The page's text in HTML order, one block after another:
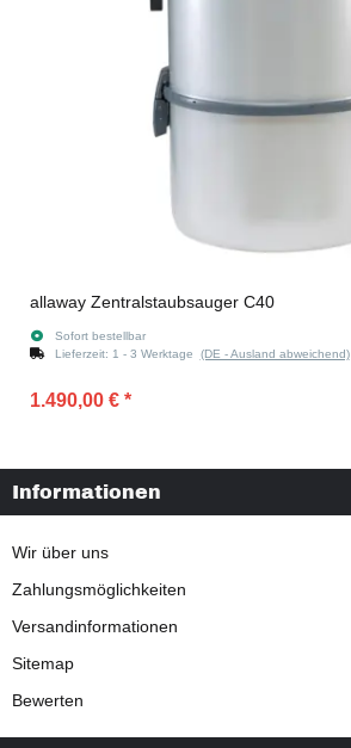
allaway Zentralstaubsauger C40
Sofort bestellbar
Lieferzeit: 1 - 3 Werktage (DE - Ausland abweichend)
1.490,00 € *
Informationen
Wir über uns
Zahlungsmöglichkeiten
Versandinformationen
Sitemap
Bewerten